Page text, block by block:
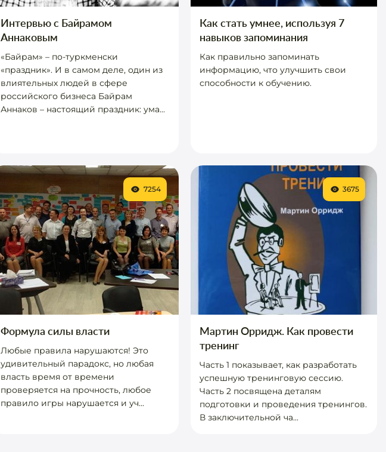
Интервью с Байрамом
Аннаковым
«Байрам» – по-туркменски
«праздник». И в самом деле, один из
влиятельных людей в сфере
российского бизнеса Байрам
Аннаков – настоящий праздник: ума...
Как стать умнее, используя 7
навыков запоминания
Как правильно запоминать
информацию, что улучшить свои
способности к обучению.
Формула силы власти
Любые правила нарушаются! Это
удивительный парадокс, но любая
власть время от времени
проверяется на прочность, любое
правило игры нарушается и уч...
7254
Мартин Орридж. Как провести
тренинг
Часть 1 показывает, как разработать
успешную тренинговую сессию.
Часть 2 посвящена деталям
подготовки и проведения тренингов.
В заключительной ча...
3675